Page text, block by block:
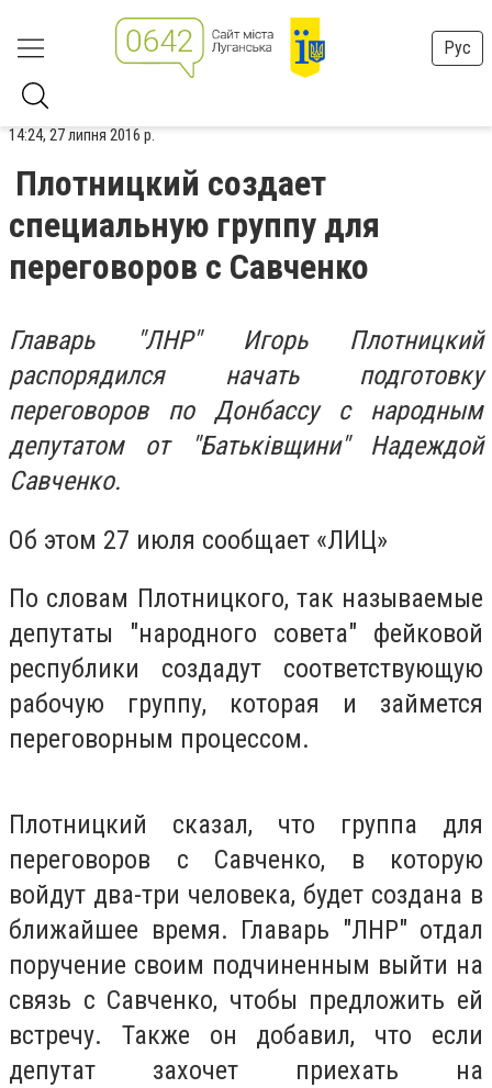
Рус
14:24, 27 липня 2016 р.
Плотницкий создает
специальную группу для
переговоров с Савченко
Главарь "ЛНР" Игорь Плотницкий
распорядился начать подготовку
переговоров по Донбассу с народным
депутатом от "Батьківщини" Надеждой
Савченко.
Об этом 27 июля сообщает «ЛИЦ»
По словам Плотницкого, так называемые
депутаты "народного совета" фейковой
республики создадут соответствующую
рабочую группу, которая и займется
переговорным процессом.
Плотницкий сказал, что группа для
переговоров с Савченко, в которую
войдут два-три человека, будет создана в
ближайшее время. Главарь "ЛНР" отдал
поручение своим подчиненным выйти на
связь с Савченко, чтобы предложить ей
встречу. Также он добавил, что если
депутат захочет приехать на